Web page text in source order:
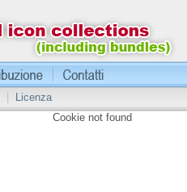
Licenza
Cookie not found